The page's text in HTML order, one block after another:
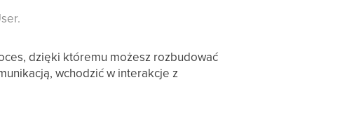
dzięki któremu możesz rozbudować
wchodzić w interakcje z